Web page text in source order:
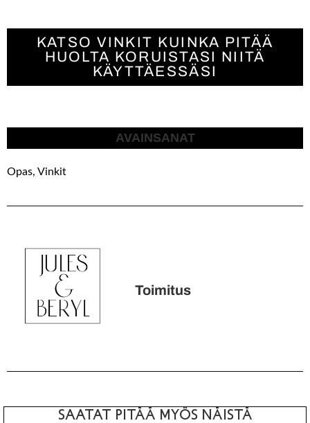
KATSO VINKIT KUINKA PITÄÄ
HUOLTA KORUISTASI NIITÄ
KÄYTTÄESSÄSI
AVAINSANAT
Opas, Vinkit
Toimitus
SAATAT PITÄÄ MYÖS NÄISTÄ